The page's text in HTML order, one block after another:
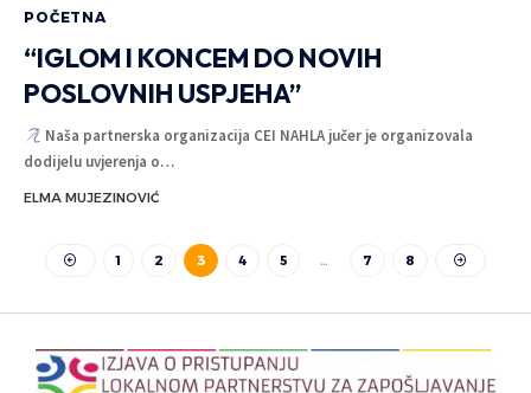
POČETNA
“IGLOM I KONCEM DO NOVIH
POSLOVNIH USPJEHA”
Naša partnerska organizacija CEI NAHLA jučer je organizovala
dodijelu uvjerenja o…
ELMA MUJEZINOVIĆ
1 2 3 4 5 … 7 8